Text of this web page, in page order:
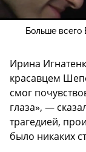
Больше всего
Ирина
красавцем
смог
глаза», —
трагедией,
было никаких